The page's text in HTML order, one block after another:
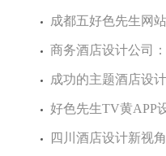
成都五好色先生网站
商务酒店设计公司
成功的主题酒店设
好色先生TV黄APP
四川酒店设计新视角